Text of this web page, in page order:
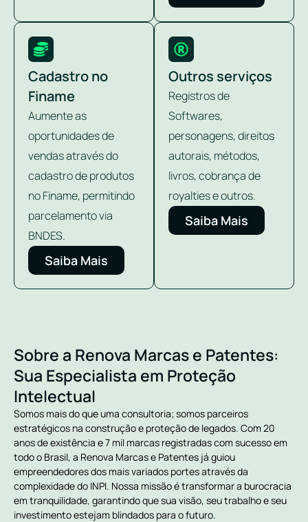
Cadastro no
Finame
Aumente as
oportunidades de
vendas através do
cadastro de produtos
no Finame, permitindo
parcelamento via
BNDES.
Saiba Mais
Outros serviços
Registros de
Softwares,
personagens, direitos
autorais, métodos,
livros, cobrança de
royalties e outros.
Saiba Mais
Sobre a Renova Marcas e Patentes:
Sua Especialista em Proteção
Intelectual
Somos mais do que uma consultoria; somos parceiros
estratégicos na construção e proteção de legados. Com 20
anos de existência e 7 mil marcas registradas com sucesso em
todo o Brasil, a Renova Marcas e Patentes já guiou
empreendedores dos mais variados portes através da
complexidade do INPI. Nossa missão é transformar a burocracia
em tranquilidade, garantindo que sua visão, seu trabalho e seu
investimento estejam blindados para o futuro.